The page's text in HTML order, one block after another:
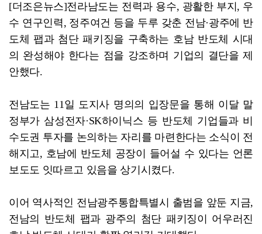
[더조은뉴스]전라남도는 전력과 용수, 광활한 부지, 우
수 연구인력, 정주여건 등을 두루 갖춘 전남·광주에 반
도체 팹과 첨단 패키징을 구축하는 호남 반도체 시대
의 완성해야 한다는 점을 강조하며 기업의 결단을 제
안했다.
전남도는 11일 도지사 명의의 입장문을 통해 이달 말
정부가 삼성전자·SK하이닉스 등 반도체 기업들과 비
수도권 투자를 논의하는 자리를 마련한다는 소식이 전
해지고, 호남에 반도체 공장이 들어설 수 있다는 언론
보도도 잇따르고 있음을 상기시켰다.
이어 역사적인 전남광주통합특별시 출범을 앞둔 지금,
전남의 반도체 팹과 광주의 첨단 패키징이 어우러진